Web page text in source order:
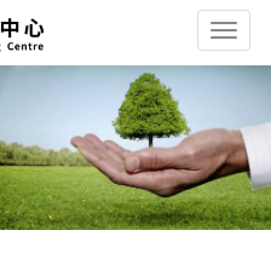
T
o
l
e
n
a
v